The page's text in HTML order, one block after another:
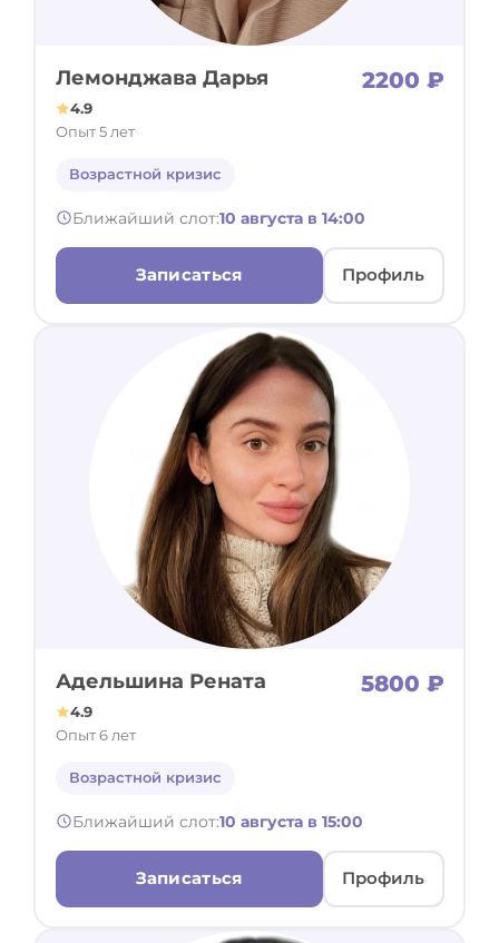
Лемонджава Дарья 2200 ₽
4.9
Опыт 5 лет
Возрастной кризис
Ближайший слот:10 августа в 14:00
Записаться Профиль
Адельшина Рената 5800 ₽
4.9
Опыт 6 лет
Возрастной кризис
Ближайший слот:10 августа в 15:00
Записаться Профиль